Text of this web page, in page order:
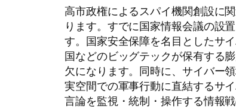
高市政権によるスパイ機関創設に
ります。すでに国家情報会議の設
す。国家安全保障を名目としたサ
国などのビッグテックが保有する
欠になります。同時に、サイバー
実空間での軍事行動に直結するサ
言論を監視・統制・操作する情報戦